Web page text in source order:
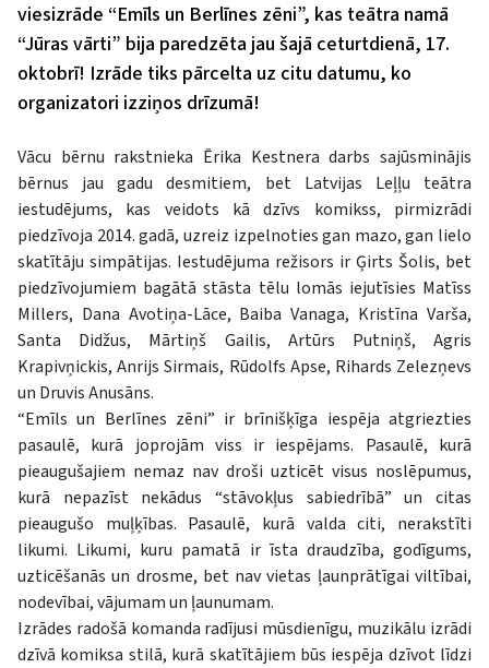
viesizrāde “Emīls un Berlīnes zēni”, kas teātra namā
“Jūras vārti” bija paredzēta jau šajā ceturtdienā, 17.
oktobrī! Izrāde tiks pārcelta uz citu datumu, ko
organizatori izziņos drīzumā!
Vācu bērnu rakstnieka Ērika Kestnera darbs sajūsminājis
bērnus jau gadu desmitiem, bet Latvijas Leļļu teātra
iestudējums, kas veidots kā dzīvs komikss, pirmizrādi
piedzīvoja 2014. gadā, uzreiz izpelnoties gan mazo, gan lielo
skatītāju simpātijas. Iestudējuma režisors ir Ģirts Šolis, bet
piedzīvojumiem bagātā stāsta tēlu lomās iejutīsies Matīss
Millers, Dana Avotiņa-Lāce, Baiba Vanaga, Kristīna Varša,
Santa Didžus, Mārtiņš Gailis, Artūrs Putniņš, Agris
Krapivņickis, Anrijs Sirmais, Rūdolfs Apse, Rihards Zelezņevs
un Druvis Anusāns.
“Emīls un Berlīnes zēni” ir brīnišķīga iespēja atgriezties
pasaulē, kurā joprojām viss ir iespējams. Pasaulē, kurā
pieaugušajiem nemaz nav droši uzticēt visus noslēpumus,
kurā nepazīst nekādus “stāvokļus sabiedrībā” un citas
pieaugušo muļķības. Pasaulē, kurā valda citi, nerakstīti
likumi. Likumi, kuru pamatā ir īsta draudzība, godīgums,
uzticēšanās un drosme, bet nav vietas ļaunprātīgai viltībai,
nodevībai, vājumam un ļaunumam.
Izrādes radošā komanda radījusi mūsdienīgu, muzikālu izrādi
dzīvā komiksa stilā, kurā skatītājiem būs iespēja dzīvot līdzi